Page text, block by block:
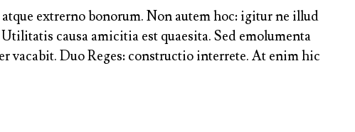
extrerno bonorum. Non autem hoc: igitur ne illud
causa amicitia est quaesita. Sed emolumenta
vacabit. Duo Reges: constructio interrete. At enim hic